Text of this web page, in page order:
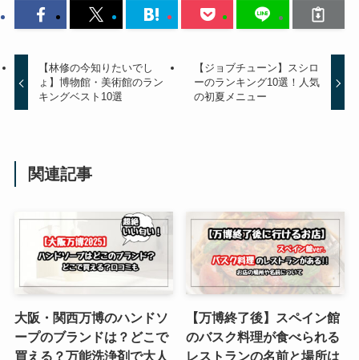
【林修の今知りたいでし
ょ】博物館・美術館のラン
キングベスト10選
【ジョブチューン】スシロ
ーのランキング10選！人気
の初夏メニュー
関連記事
大阪・関西万博のハンドソ
ープのブランドは？どこで
買える？万能洗浄剤で大人
【万博終了後】スペイン館
のバスク料理が食べられる
レストランの名前と場所は